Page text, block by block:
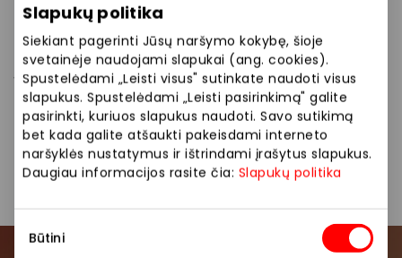
Slapukų politika
Siekiant pagerinti Jūsų naršymo kokybę, šioje
svetainėje naudojami slapukai (ang. cookies).
Spustelėdami „Leisti visus" sutinkate naudoti visus
slapukus. Spustelėdami „Leisti pasirinkimą" galite
pasirinkti, kuriuos slapukus naudoti. Savo sutikimą
bet kada galite atšaukti pakeisdami interneto
naršyklės nustatymus ir ištrindami įrašytus slapukus.
Daugiau informacijos rasite čia: Slapukų politika
Sutikimo
pasirinkimas
Būtini
Samsung parduotuvėje pinigai grįžta atgal į kišenę!
Tik dabar pasinaudokite pinigų grąžinimo akcija ir
įsigykite Galaxy Buds3 Pro ausines už ypatingą kainą.
Kaina po akcijos sąlygų pritaikymo – tik 139 €!
Išmanus pasirinkimas tiems, kurie vertina kokybę ir
naudą. Pasiūlymas galioja iki 2025 06 01! Daugiau
informacijos – prekybos vietoje.